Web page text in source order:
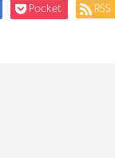
Pocket RSS